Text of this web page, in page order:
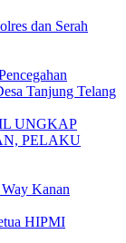
dan Serah
Tanjung Telang
UNGKAP
PELAKU
Kanan
HIPMI